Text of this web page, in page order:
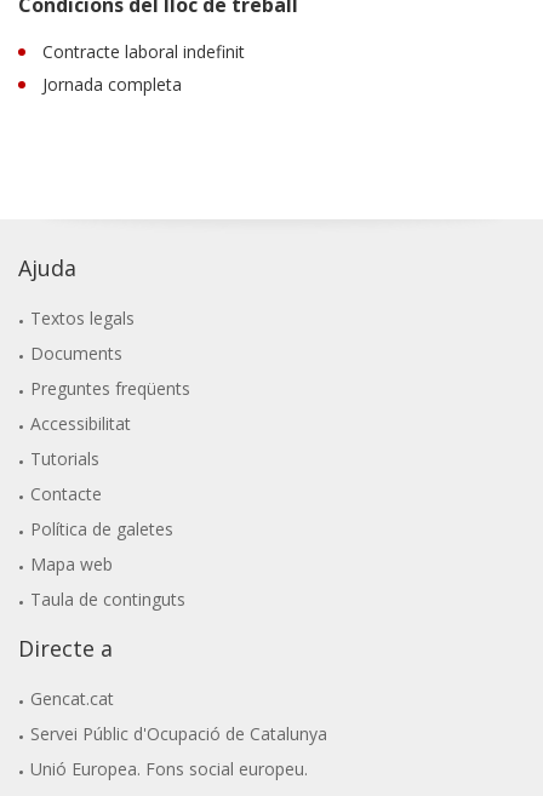
Contracte laboral indefinit
Jornada completa
Ajuda
Textos legals
Documents
Preguntes freqüents
Accessibilitat
Tutorials
Contacte
Política de galetes
Mapa web
Taula de continguts
Directe a
Gencat.cat
Servei Públic d'Ocupació de Catalunya
Unió Europea. Fons social europeu.